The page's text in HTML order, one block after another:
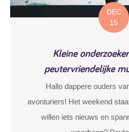
DEC
15
Kleine
peutervriendelijke
Hallo dappere ouders
avonturiers! Het weekend
willen iets nieuws en